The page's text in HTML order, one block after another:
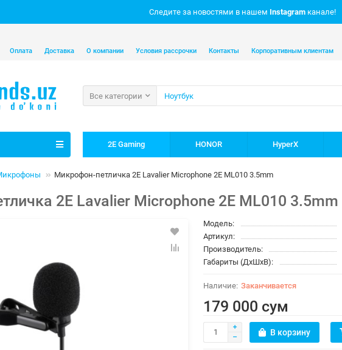
Следите за новостями в нашем Instagram канале!
Оплата Доставка О компании Условия рассрочки Контакты Корпоративным клиентам
Все категории
2E Gaming HONOR HyperX
Микрофон-петличка 2E Lavalier Microphone 2E ML010 3.5mm
2E Lavalier Microphone 2E ML010 3.5mm
Модель:
Артикул:
Производитель:
Габариты (ДхШхВ):
Заканчивается
179 000 сум
В корзину